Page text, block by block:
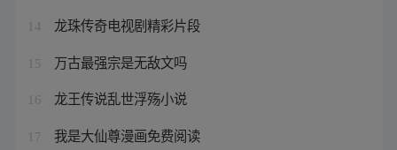
14 龙珠传奇电视剧精彩片段
15 万古最强宗是无敌文吗
16 龙王传说乱世浮殇小说
17 我是大仙尊漫画免费阅读